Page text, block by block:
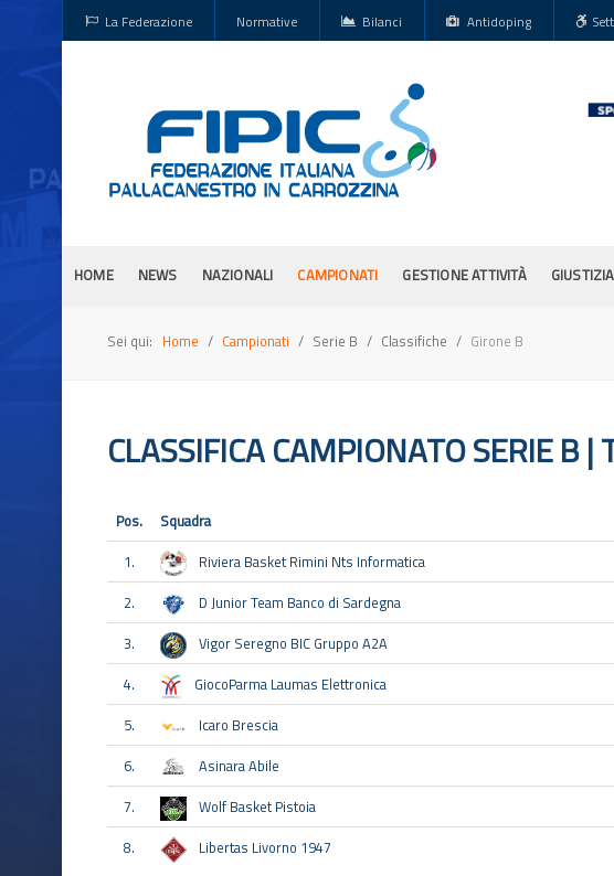
La Federazione Normative Bilanci Antidoping
HOME NEWS NAZIONALI CAMPIONATI GESTIONE ATTIVITÀ
Sei qui: Home Campionati Serie B Classifiche Girone B
CLASSIFICA CAMPIONATO SERIE B
Pos. Squadra
1.
Riviera Basket Rimini Nts Informatica
2.
D Junior Team Banco di Sardegna
3.
Vigor Seregno BIC Gruppo A2A
4.
GiocoParma Laumas Elettronica
5.
Icaro Brescia
6.
Asinara Abile
7.
Wolf Basket Pistoia
8.
Libertas Livorno 1947